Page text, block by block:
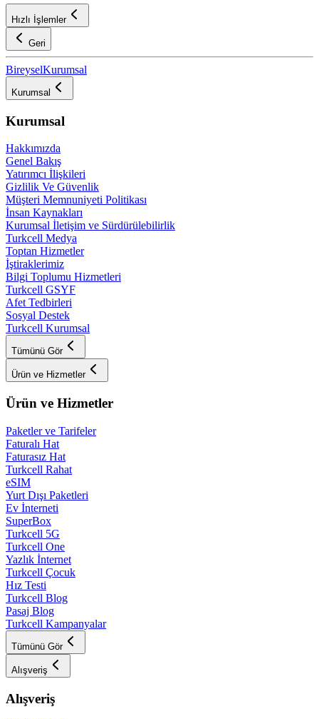
Hızlı İşlemler
Geri
BireyselKurumsal
Kurumsal
Kurumsal
Hakkımızda
Genel Bakış
Yatırımcı İlişkileri
Gizlilik Ve Güvenlik
Müşteri Memnuniyeti Politikası
İnsan Kaynakları
Kurumsal İletişim ve Sürdürülebilirlik
Turkcell Medya
Toptan Hizmetler
İştiraklerimiz
Bilgi Toplumu Hizmetleri
Turkcell GSYF
Afet Tedbirleri
Sosyal Destek
Turkcell Kurumsal
Tümünü Gör
Ürün ve Hizmetler
Ürün ve Hizmetler
Paketler ve Tarifeler
Faturalı Hat
Faturasız Hat
Turkcell Rahat
eSIM
Yurt Dışı Paketleri
Ev İnterneti
SuperBox
Turkcell 5G
Turkcell One
Yazlık İnternet
Turkcell Çocuk
Hız Testi
Turkcell Blog
Pasaj Blog
Turkcell Kampanyalar
Tümünü Gör
Alışveriş
Alışveriş